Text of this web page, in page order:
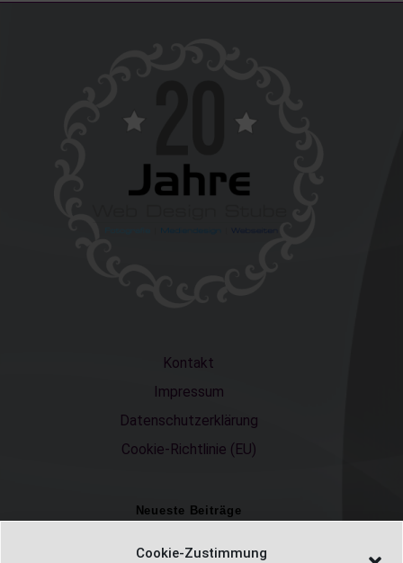
Cookie-Zustimmung
Kontakt
Impressum
Datenschutzerklärung
Cookie-Richtlinie (EU)
Neueste Beiträge
Einschulungsfotos 2026 – ein unvergesslicher Moment